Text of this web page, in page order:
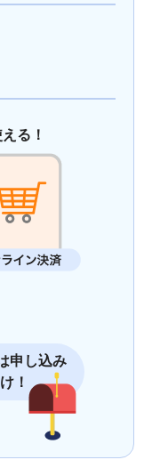
る！
申し込み
！